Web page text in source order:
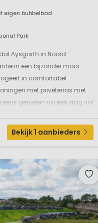
eigen bubbelbad
Park
Aysgarth in Noord-
in een bijzonder mooi
in comfortabel
met privéterras met
eens genieten na een dag vol
landschap van de
Bekijk 1 aanbieders